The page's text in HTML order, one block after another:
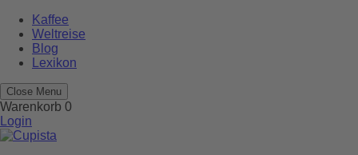
Kaffee
Weltreise
Blog
Lexikon
Close Menu
Warenkorb 0
Login